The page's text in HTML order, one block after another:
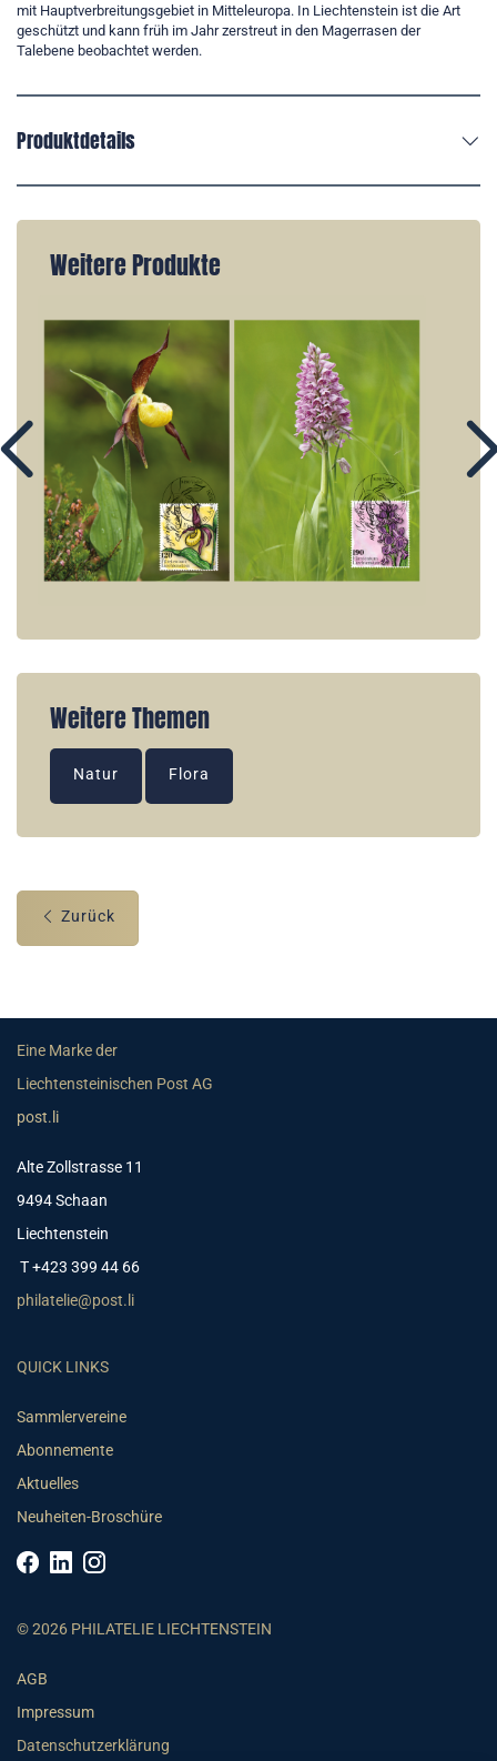
mit Hauptverbreitungsgebiet in Mitteleuropa. In Liechtenstein ist die Art
geschützt und kann früh im Jahr zerstreut in den Magerrasen der
Talebene beobachtet werden.
Produktdetails
Weitere Produkte
Weitere Themen
Natur Flora
Zurück
Eine Marke der
Liechtensteinischen Post AG
post.li
Alte Zollstrasse 11
9494 Schaan
Liechtenstein
T +423 399 44 66
philatelie@post.li
QUICK LINKS
Sammlervereine
Abonnemente
Aktuelles
Neuheiten-Broschüre
© 2026 PHILATELIE LIECHTENSTEIN
AGB
Impressum
Datenschutzerklärung